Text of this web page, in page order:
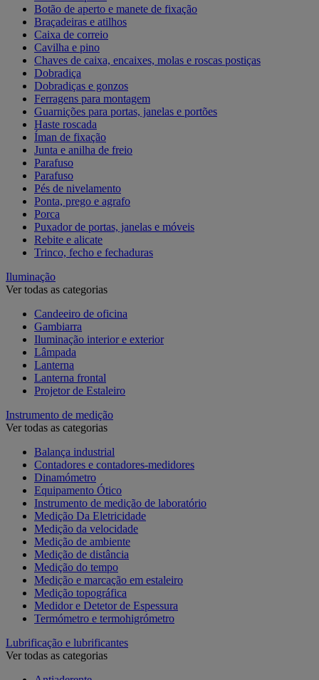
Botão de aperto e manete de fixação
Braçadeiras e atilhos
Caixa de correio
Cavilha e pino
Chaves de caixa, encaixes, molas e roscas postiças
Dobradiça
Dobradiças e gonzos
Ferragens para montagem
Guarnições para portas, janelas e portões
Haste roscada
Íman de fixação
Junta e anilha de freio
Parafuso
Parafuso
Pés de nivelamento
Ponta, prego e agrafo
Porca
Puxador de portas, janelas e móveis
Rebite e alicate
Trinco, fecho e fechaduras
Iluminação
Ver todas as categorias
Candeeiro de oficina
Gambiarra
Iluminação interior e exterior
Lâmpada
Lanterna
Lanterna frontal
Projetor de Estaleiro
Instrumento de medição
Ver todas as categorias
Balança industrial
Contadores e contadores-medidores
Dinamómetro
Equipamento Ótico
Instrumento de medição de laboratório
Medição Da Eletricidade
Medição da velocidade
Medição de ambiente
Medição de distância
Medição do tempo
Medição e marcação em estaleiro
Medição topográfica
Medidor e Detetor de Espessura
Termómetro e termohigrómetro
Lubrificação e lubrificantes
Ver todas as categorias